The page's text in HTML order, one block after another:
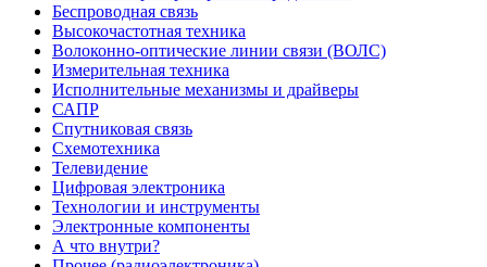
Беспроводная связь
Высокочастотная техника
Волоконно-оптические линии связи (ВОЛС)
Измерительная техника
Исполнительные механизмы и драйверы
САПР
Спутниковая связь
Схемотехника
Телевидение
Цифровая электроника
Технологии и инструменты
Электронные компоненты
А что внутри?